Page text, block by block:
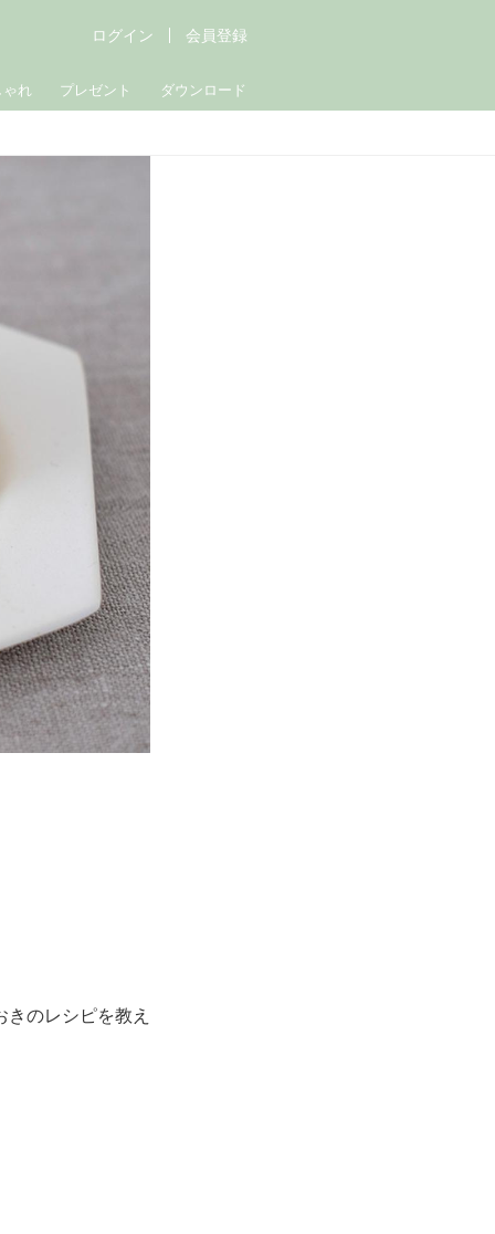
ゃれ プレゼント ダウンロード
ログイン 会員登録
のレシピを教え